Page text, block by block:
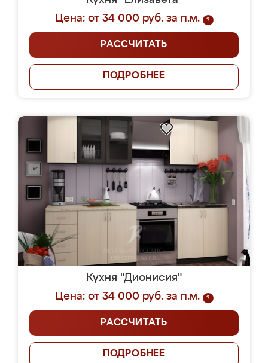
Цена: от 34 000 руб. за п.м.
?
РАССЧИТАТЬ
ПОДРОБНЕЕ
Кухня "Дионисия"
Цена: от 34 000 руб. за п.м.
?
РАССЧИТАТЬ
ПОДРОБНЕЕ